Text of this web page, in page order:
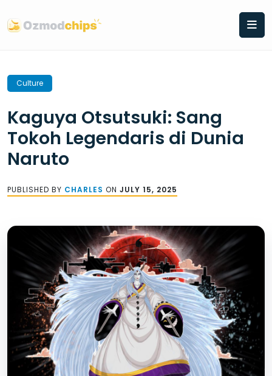
to
content
Culture
Kaguya Otsutsuki: Sang
Tokoh Legendaris di Dunia
Naruto
PUBLISHED BY CHARLES ON JULY 15, 2025